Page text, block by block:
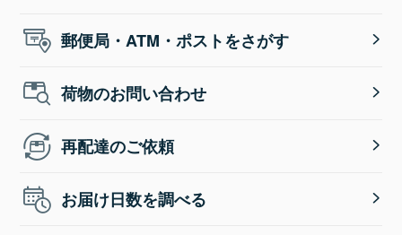
郵便局・ATM・ポストをさがす
荷物のお問い合わせ
再配達のご依頼
お届け日数を調べる